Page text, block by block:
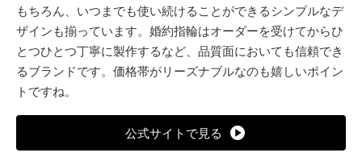
もちろん、いつまでも使い続けることができるシンプルなデ
ザインも揃っています。婚約指輪はオーダーを受けてからひ
とつひとつ丁寧に製作するなど、品質面においても信頼でき
るブランドです。価格帯がリーズナブルなのも嬉しいポイン
トですね。
公式サイトで見る